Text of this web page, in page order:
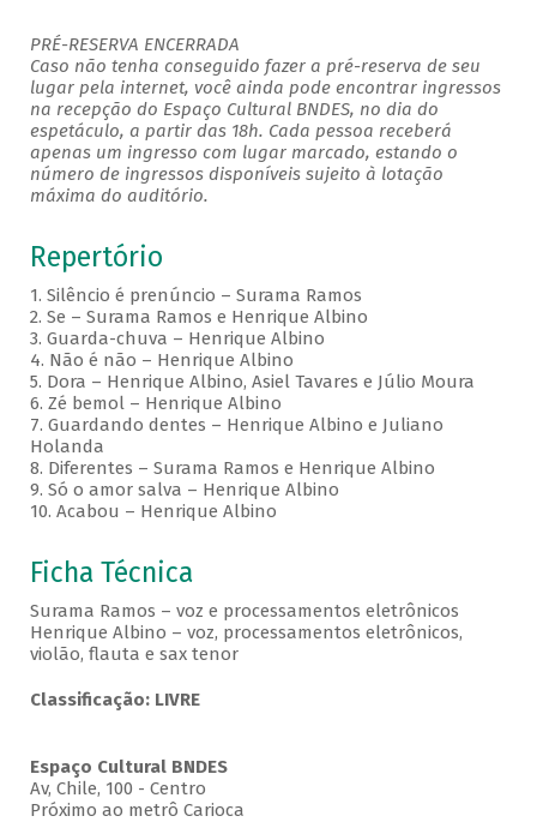
PRÉ-RESERVA ENCERRADA
Caso não tenha conseguido fazer a pré-reserva de seu
lugar pela internet, você ainda pode encontrar ingressos
na recepção do Espaço Cultural BNDES, no dia do
espetáculo, a partir das 18h. Cada pessoa receberá
apenas um ingresso com lugar marcado, estando o
número de ingressos disponíveis sujeito à lotação
máxima do auditório.
Repertório
1. Silêncio é prenúncio – Surama Ramos
2. Se – Surama Ramos e Henrique Albino
3. Guarda-chuva – Henrique Albino
4. Não é não – Henrique Albino
5. Dora – Henrique Albino, Asiel Tavares e Júlio Moura
6. Zé bemol – Henrique Albino
7. Guardando dentes – Henrique Albino e Juliano
Holanda
8. Diferentes – Surama Ramos e Henrique Albino
9. Só o amor salva – Henrique Albino
10. Acabou – Henrique Albino
Ficha Técnica
Surama Ramos – voz e processamentos eletrônicos
Henrique Albino – voz, processamentos eletrônicos,
violão, flauta e sax tenor
Classificação: LIVRE
Espaço Cultural BNDES
Av, Chile, 100 - Centro
Próximo ao metrô Carioca